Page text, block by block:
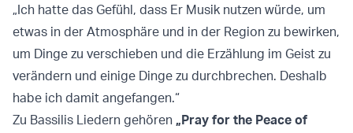
„Ich hatte das Gefühl, dass Er Musik nutzen würde, um
etwas in der Atmosphäre und in der Region zu bewirken,
um Dinge zu verschieben und die Erzählung im Geist zu
verändern und einige Dinge zu durchbrechen. Deshalb
habe ich damit angefangen.“
Zu Bassilis Liedern gehören „Pray for the Peace of